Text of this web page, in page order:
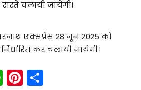
चलायी जायेगी।
एक्सप्रेस 28 जून 2025 को
कर चलायी जायेगी।
W Pi